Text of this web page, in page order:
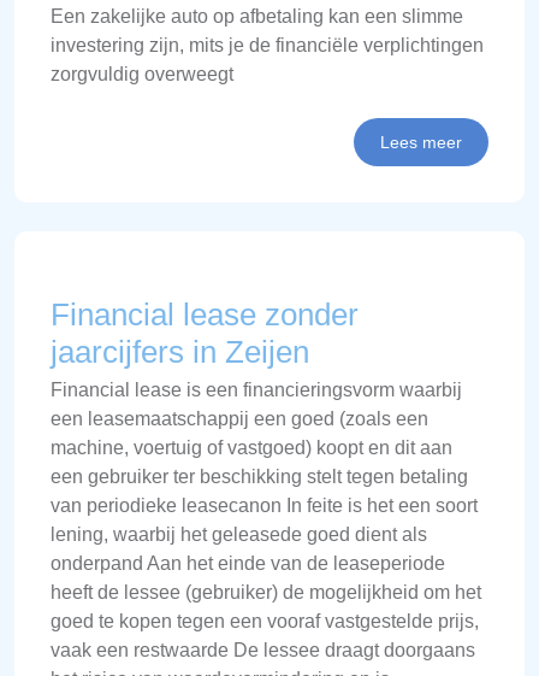
Een zakelijke auto op afbetaling kan een slimme
investering zijn, mits je de financiële verplichtingen
zorgvuldig overweegt
Lees meer
Financial lease zonder
jaarcijfers in Zeijen
Financial lease is een financieringsvorm waarbij
een leasemaatschappij een goed (zoals een
machine, voertuig of vastgoed) koopt en dit aan
een gebruiker ter beschikking stelt tegen betaling
van periodieke leasecanon In feite is het een soort
lening, waarbij het geleasede goed dient als
onderpand Aan het einde van de leaseperiode
heeft de lessee (gebruiker) de mogelijkheid om het
goed te kopen tegen een vooraf vastgestelde prijs,
vaak een restwaarde De lessee draagt doorgaans